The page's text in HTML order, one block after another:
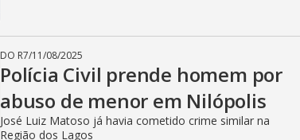
DO R7/11/08/2025
Polícia Civil prende homem por
abuso de menor em Nilópolis
José Luiz Matoso já havia cometido crime similar na
Região dos Lagos